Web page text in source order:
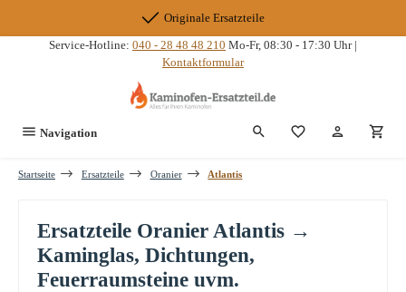
Originale Ersatzteile
Service-Hotline: 040 - 28 48 48 210 Mo-Fr, 08:30 - 17:30 Uhr |
Kontaktformular
Navigation Du hast 0
Startseite Ersatzteile Oranier Atlantis
Ersatzteile Oranier Atlantis →
Kaminglas, Dichtungen,
Feuerraumsteine uvm.